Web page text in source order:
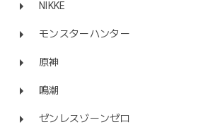
NIKKE
モンスターハンター
原神
鳴潮
ゼンレスゾーンゼロ